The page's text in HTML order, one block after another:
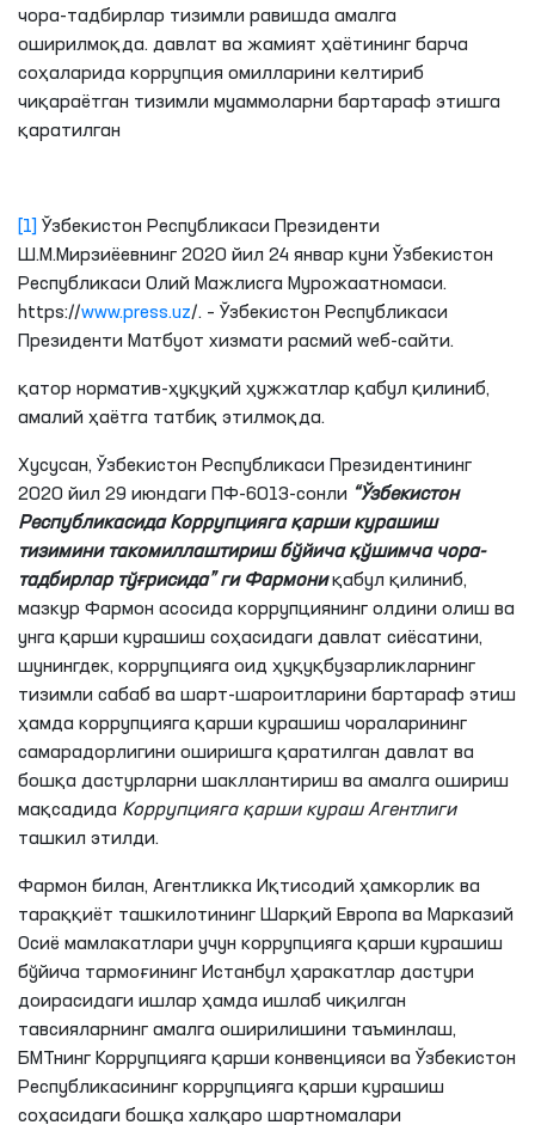
чора-тадбирлар тизимли равишда амалга
оширилмоқда. давлат ва жамият ҳаётининг барча
соҳаларида коррупция омилларини келтириб
чиқараётган тизимли муаммоларни бартараф этишга
қаратилган
[1] Ўзбекистон Республикаси Президенти
Ш.М.Мирзиёевнинг 2020 йил 24 январ куни Ўзбекистон
Республикаси Олий Мажлисга Мурожаатномаси.
https://www.press.uz/. – Ўзбекистон Республикаси
Президенти Матбуот хизмати расмий wеб-сайти.
қатор норматив-ҳуқуқий ҳужжатлар қабул қилиниб,
амалий ҳаётга татбиқ этилмоқда.
Хусусан, Ўзбекистон Республикаси Президентининг
2020 йил 29 июндаги ПФ-6013-сонли “Ўзбекистон
Республикасида Коррупцияга қарши курашиш
тизимини такомиллаштириш бўйича қўшимча чора-
тадбирлар тўғрисида” ги Фармониқабул қилиниб,
мазкур Фармон асосида коррупциянинг олдини олиш ва
унга қарши курашиш соҳасидаги давлат сиёсатини,
шунингдек, коррупцияга оид ҳуқуқбузарликларнинг
тизимли сабаб ва шарт-шароитларини бартараф этиш
ҳамда коррупцияга қарши курашиш чораларининг
самарадорлигини оширишга қаратилган давлат ва
бошқа дастурларни шакллантириш ва амалга ошириш
мақсадида Коррупцияга қарши кураш Агентлиги
ташкил этилди.
Фармон билан, Агентликка Иқтисодий ҳамкорлик ва
тараққиёт ташкилотининг Шарқий Европа ва Марказий
Осиё мамлакатлари учун коррупцияга қарши курашиш
бўйича тармоғининг Истанбул ҳаракатлар дастури
доирасидаги ишлар ҳамда ишлаб чиқилган
тавсияларнинг амалга оширилишини таъминлаш,
БМТнинг Коррупцияга қарши конвенцияси ва Ўзбекистон
Республикасининг коррупцияга қарши курашиш
соҳасидаги бошқа халқаро шартномалари